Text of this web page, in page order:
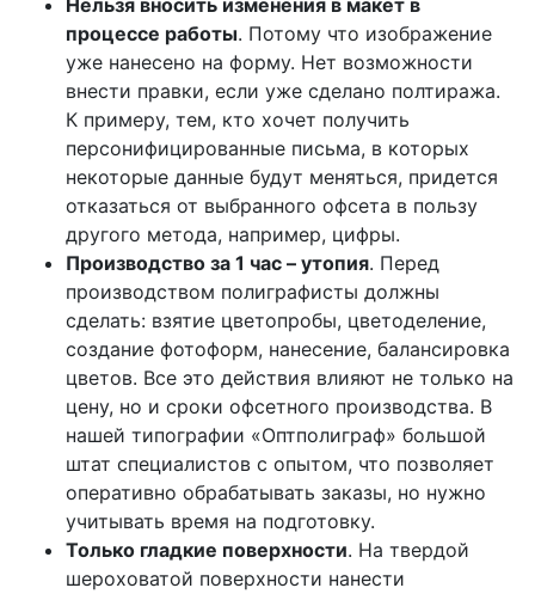
Нельзя вносить изменения в макет в
процессе работы. Потому что изображение
уже нанесено на форму. Нет возможности
внести правки, если уже сделано полтиража.
К примеру, тем, кто хочет получить
персонифицированные письма, в которых
некоторые данные будут меняться, придется
отказаться от выбранного офсета в пользу
другого метода, например, цифры.
Производство за 1 час – утопия. Перед
производством полиграфисты должны
сделать: взятие цветопробы, цветоделение,
создание фотоформ, нанесение, балансировка
цветов. Все это действия влияют не только на
цену, но и сроки офсетного производства. В
нашей типографии «Оптполиграф» большой
штат специалистов с опытом, что позволяет
оперативно обрабатывать заказы, но нужно
учитывать время на подготовку.
Только гладкие поверхности. На твердой
шероховатой поверхности нанести